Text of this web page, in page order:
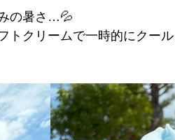
の暑さ…💦
トクリームで一時的にクー